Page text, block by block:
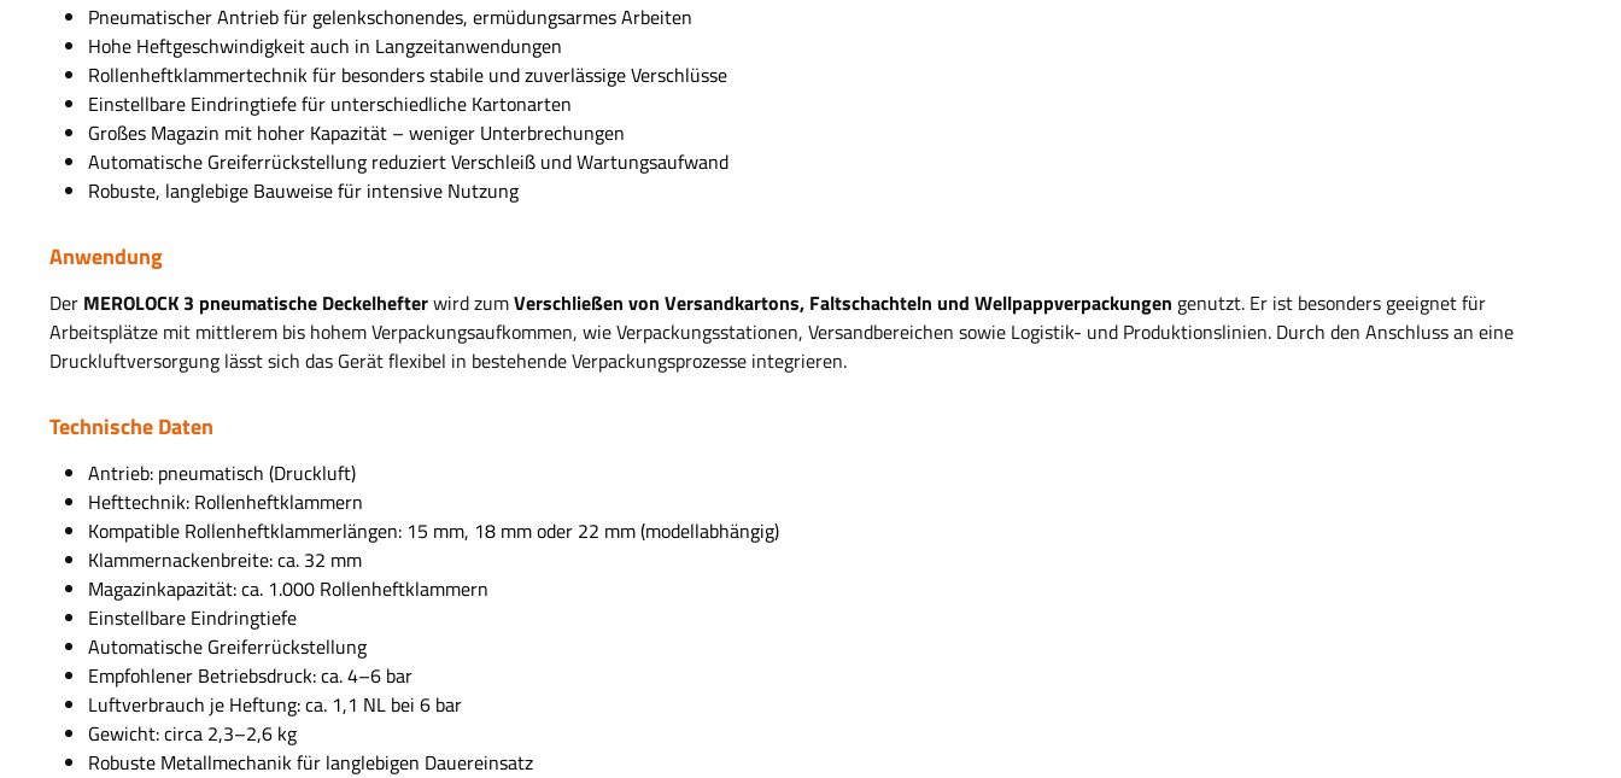
Pneumatischer Antriebfür gelenkschonendes, ermüdungsarmes Arbeiten
Hohe Heftgeschwindigkeitauch in Langzeitanwendungen
Rollenheftklammertechnikfür besonders stabile und zuverlässige Verschlüsse
Einstellbare Eindringtiefefür unterschiedliche Kartonarten
Großes Magazin mit hoher Kapazität – weniger Unterbrechungen
Automatische Greiferrückstellung reduziert Verschleiß und Wartungsaufwand
Robuste, langlebige Bauweisefür intensive Nutzung
Anwendung
Der MEROLOCK 3 pneumatische Deckelhefterwird zumVerschließen von Versandkartons, Faltschachteln und Wellpappverpackungen genutzt. Er ist besonders geeignet für
Arbeitsplätze mit mittlerem bis hohem Verpackungsaufkommen, wie Verpackungsstationen, Versandbereichen sowie Logistik- und Produktionslinien. Durch den Anschluss an eine
Druckluftversorgung lässt sich das Gerät flexibel in bestehende Verpackungsprozesse integrieren.
Technische Daten
Antrieb: pneumatisch (Druckluft)
Hefttechnik: Rollenheftklammern
Kompatible Rollenheftklammerlängen: 15 mm, 18 mm oder 22 mm (modellabhängig)
Klammernackenbreite: ca. 32 mm
Magazinkapazität: ca. 1.000 Rollenheftklammern
Einstellbare Eindringtiefe
Automatische Greiferrückstellung
Empfohlener Betriebsdruck: ca. 4–6 bar
Luftverbrauch je Heftung: ca. 1,1 NL bei 6 bar
Gewicht: circa 2,3–2,6 kg
Robuste Metallmechanik für langlebigen Dauereinsatz